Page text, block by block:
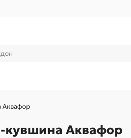
Аквафор
кувшина Аквафор